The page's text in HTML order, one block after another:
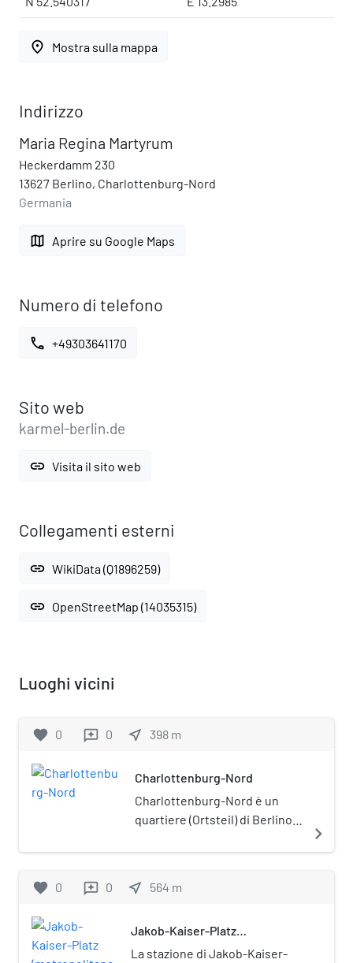
place Mostra sulla mappa
Indirizzo
Maria Regina Martyrum
Heckerdamm 230
13627 Berlino, Charlottenburg-Nord
Germania
map Aprire su Google Maps
Numero di telefono
call +49303641170
Sito web
karmel-berlin.de
link Visita il sito web
Collegamenti esterni
link WikiData (Q1896259)
link OpenStreetMap (14035315)
Luoghi vicini
favorite 0 reviews 0 near_me 398 m
Charlottenburg-Nord
Charlottenburg-Nord è un
quartiere (Ortsteil) di Berlino,
(Bezirk) di Charlottenburg-
navigate_next
favorite 0 reviews 0 near_me 564 m
Jakob-Kaiser-Platz
La stazione di Jakob-Kaiser-